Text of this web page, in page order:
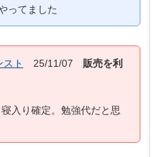
ってました
スト 25/11/07 販売を利
入り確定。勉強代だと思